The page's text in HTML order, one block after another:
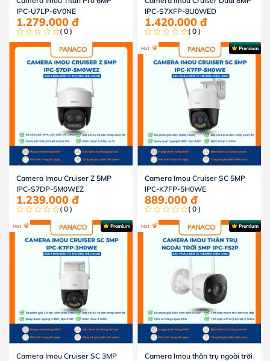
IPC-U7LP-6V0NE
1.279.000 đ
( 0 )
IPC-S7XFP-8U0WED
1.420.000 đ
( 0 )
Camera Imou Cruiser Z 5MP
IPC-S7DP-5M0WEZ
1.239.000 đ
( 0 )
Hot Premium
Camera Imou Cruiser SC 5MP
IPC-K7FP-5H0WE
889.000 đ
( 0 )
Hot Premium
Camera Imou Cruiser SC 3MP
Hot Premium
Camera Imou thân trụ ngoài trời